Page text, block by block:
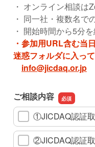
・ オンライン相談は
・ 同一社・複数名で
・ 開始時間から5分
・参加用URL含む当
迷惑フォルダに入っ
info@jicdaq.or.jp
ご相談内容
①JICDAQ認証
②JICDAQ認証